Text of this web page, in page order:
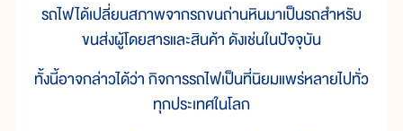
รถไฟได้เปลี่ยนสภาพจากรถขนถ่านหินมาเป็นรถสำหรับ
ขนส่งผู้โดยสารและสินค้า ดังเช่นในปัจจุบัน
ทั้งนี้อาจกล่าวได้ว่า กิจการรถไฟเป็นที่นิยมแพร่หลายไปทั่ว
ทุกประเทศในโลก